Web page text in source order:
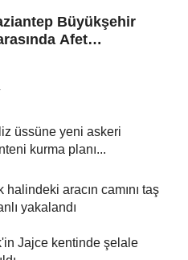
Büyükşehir
Afet
üssüne yeni askeri
kurma planı...
aracın camını taş
yakalandı
Jajce kentinde şelale